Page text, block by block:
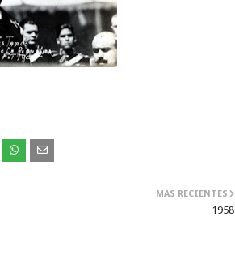
MÁS RECIENTES
1958